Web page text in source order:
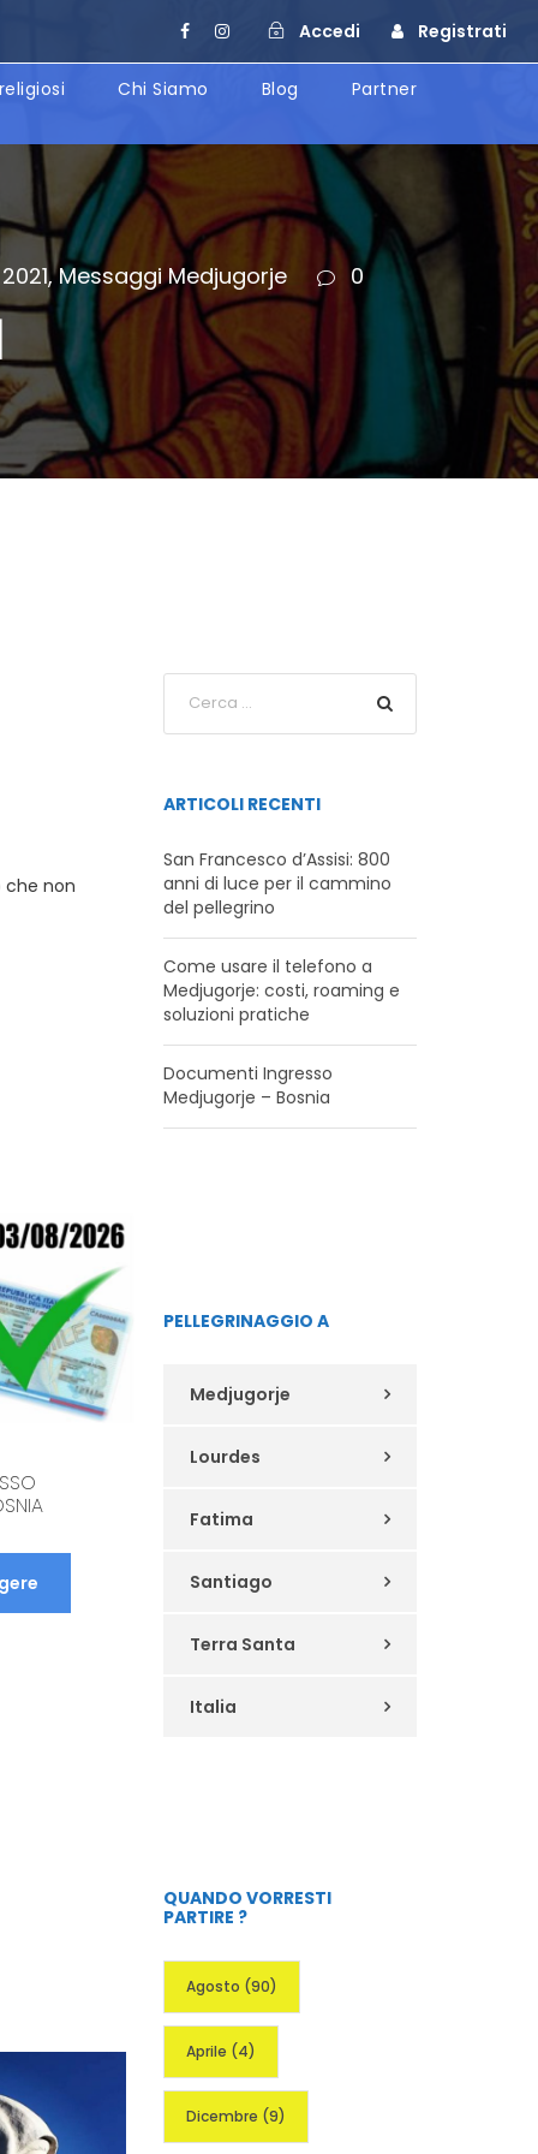
Accedi Registrati
Chi Siamo Blog Partner
, Messaggi Medjugorje 0
che non
PAPAM
Continua a leggere
ARTICOLI RECENTI
San Francesco d’Assisi: 800
anni di luce per il cammino
del pellegrino
Come usare il telefono a
Medjugorje: costi, roaming e
soluzioni pratiche
Documenti Ingresso
Medjugorje – Bosnia
PELLEGRINAGGIO A
Medjugorje
Lourdes
Fatima
Santiago
Terra Santa
Italia
QUANDO VORRESTI
PARTIRE ?
Agosto (90)
Aprile (4)
Dicembre (9)